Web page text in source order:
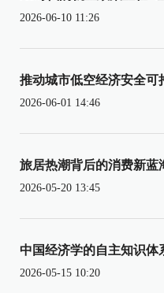
2026-06-10 11:26
推动城市低空经济安全可
2026-06-01 14:46
旅居热潮背后的消费新蓝
2026-05-20 13:45
中国经济学的自主知识体
2026-05-15 10:20